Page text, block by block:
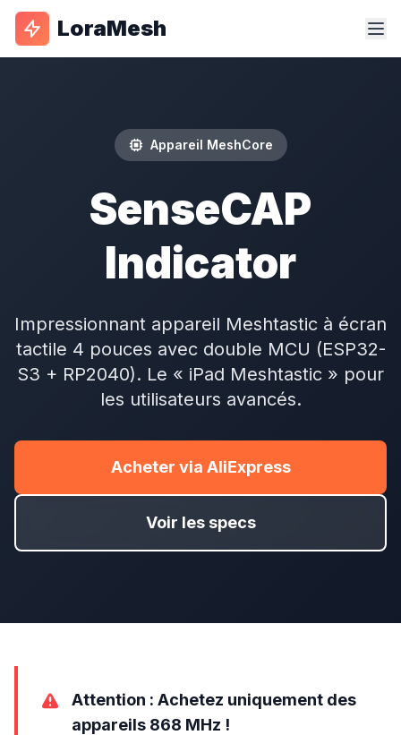
LoraMesh
Appareil MeshCore
SenseCAP
Indicator
Impressionnant appareil Meshtastic à écran
tactile 4 pouces avec double MCU (ESP32-
S3 + RP2040). Le « iPad Meshtastic » pour
les utilisateurs avancés.
Acheter via AliExpress
Voir les specs
Attention : Achetez uniquement des
appareils 868 MHz !